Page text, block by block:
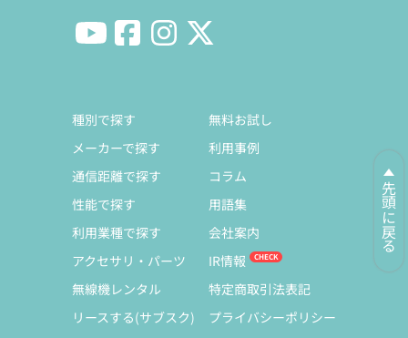
先頭に戻る
種別で探す
メーカーで探す
通信距離で探す
性能で探す
利用業種で探す
アクセサリ・パーツ
無線機レンタル
リースする(サブスク)
無料お試し
利用事例
コラム
用語集
会社案内
IR情報
特定商取引法表記
プライバシーポリシー